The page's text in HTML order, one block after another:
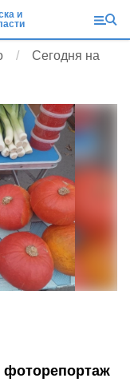
и
Сегодня на